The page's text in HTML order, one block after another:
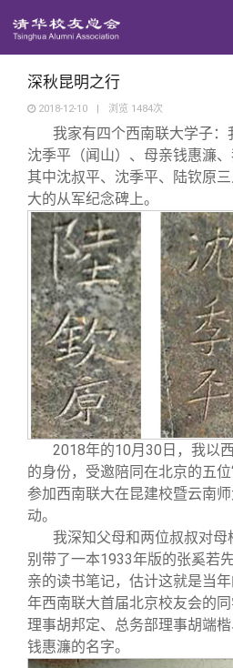
回馈母校
捐赠新闻
捐赠纪事
捐赠方法
义工计划
媒体平台
《清华校友通讯
《水木清华》
我要订阅
新媒体平台
百年清华
清华人物
清华故事
青春风采
校友文苑
校友视界
校友服务
终身学习
信息化服务
三创大赛
校友总会
总会简介
会长致辞
理事会名单
制度法规
关闭
深秋昆明之行
2018-12-10 | 浏览 1484次
我家有四个西南联大学子
沈季平（闻山）、母亲钱惠濂、
其中沈叔平、沈季平、陆钦原
大的从军纪念碑上。
2018年的10月30日，我以
的身份，受邀陪同在北京的五
参加西南联大在昆建校暨云南
动。
我深知父母和两位叔叔对
别带了一本1933年版的张奚若
亲的读书笔记，估计这就是当
年西南联大首届北京校友会的
理事胡邦定、总务部理事胡端
钱惠濂的名字。